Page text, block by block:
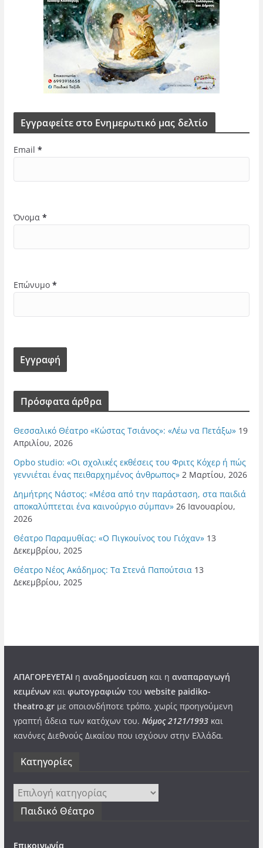
Εγγραφείτε στο Ενημερωτικό μας δελτίο
Email *
Όνομα *
Επώνυμο *
Πρόσφατα άρθρα
Θεσσαλικό Θέατρο «Κώστας Τσιάνος»: «Λέω να Πετάξω» 19
Απριλίου, 2026
Opbo studio: «Οι σχολικές εκθέσεις του Φριτς Κόχερ ή πώς
γεννιέται ένας πειθαρχημένος άνθρωπος» 2 Μαρτίου, 2026
Δημήτρης Νάστος: «Μέσα από την παράσταση, στα παιδιά
αποκαλύπτεται ένα καινούργιο σύμπαν» 26 Ιανουαρίου,
2026
Θέατρο Παραμυθίας: «Ο Πιγκουίνος του Γιόχαν» 13
Δεκεμβρίου, 2025
Θέατρο Νέος Ακάδημος: Τα Στενά Παπούτσια 13
Δεκεμβρίου, 2025
ΑΠΑΓΟΡΕΥΕΤΑΙ η αναδημοσίευση και η αναπαραγωγή
κειμένωνκαι φωτογραφιώντου website paidiko-
theatro.grμε οποιονδήποτε τρόπο, χωρίς προηγούμενη
γραπτή άδεια των κατόχων του. Νόμος 2121/1993και
κανόνες Διεθνούς Δικαίου που ισχύουν στην Ελλάδα.
Kατηγορίες
Kατηγορίες
Παιδικό Θέατρο
Επικοινωνία